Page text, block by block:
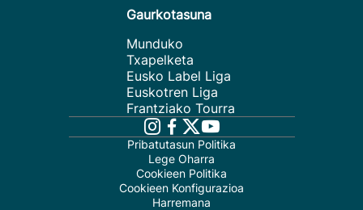
Gaurkotasuna
Munduko
Txapelketa
Eusko Label Liga
Euskotren Liga
Frantziako Tourra
Pribatutasun Politika
Lege Oharra
Cookieen Politika
Cookieen Konfigurazioa
Harremana